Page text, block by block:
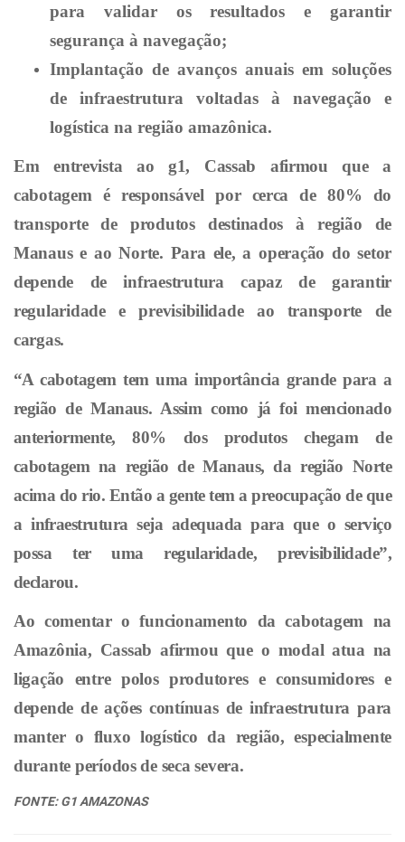
para validar os resultados e garantir
segurança à navegação;
Implantação de avanços anuais em soluções
de infraestrutura voltadas à navegação e
logística na região amazônica.
Em entrevista aog1, Cassab afirmou que a
cabotagem é responsável por cerca de 80% do
transporte de produtos destinados à região de
Manaus e ao Norte. Para ele, a operação do setor
depende de infraestrutura capaz de garantir
regularidade e previsibilidade ao transporte de
cargas.
“A cabotagem tem uma importância grande para a
região de Manaus. Assim como já foi mencionado
anteriormente, 80% dos produtos chegam de
cabotagem na região de Manaus, da região Norte
acima do rio. Então a gente tem a preocupação de que
a infraestrutura seja adequada para que o serviço
possa ter uma regularidade, previsibilidade”,
declarou.
Ao comentar o funcionamento da cabotagem na
Amazônia, Cassab afirmou que o modal atua na
ligação entre polos produtores e consumidores e
depende de ações contínuas de infraestrutura para
manter o fluxo logístico da região, especialmente
durante períodos de seca severa.
FONTE: G1 AMAZONAS